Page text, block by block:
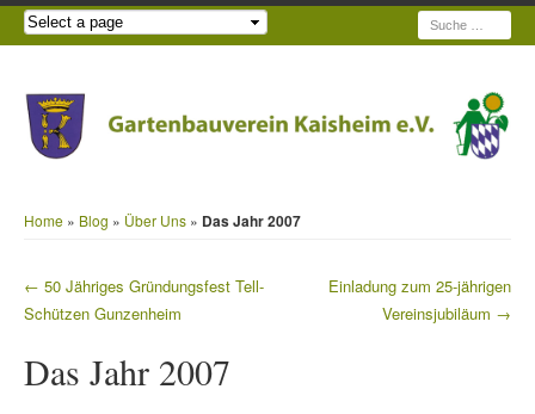
Suche
Home» Blog » Über Uns» Das Jahr 2007
Beitragsnavigation
← 50 Jähriges Gründungsfest Tell-
Schützen Gunzenheim
Einladung zum 25-jährigen
Vereinsjubiläum →
Das Jahr 2007